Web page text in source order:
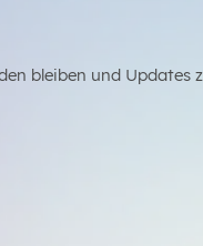
bleiben und